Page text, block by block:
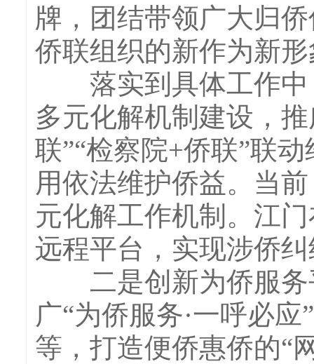
牌，团结带领广大归
侨联组织的新作为新
落实到具体工作中
多元化解机制建设，
联”“检察院+侨联”联
用依法维护侨益。当
元化解工作机制。江
远程平台，实现涉侨
二是创新为侨服务
广“为侨服务·一呼必
等，打造便侨惠侨的“